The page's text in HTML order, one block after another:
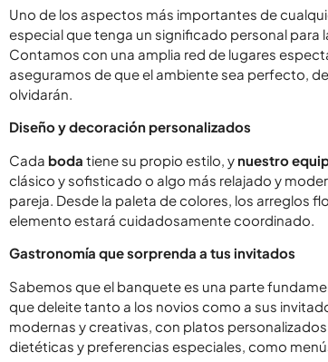
Uno de los aspectos más importantes de
especial que tenga un significado personal para
Contamos con una amplia red de lugares
aseguramos de que el ambiente sea perfecto,
olvidarán.
Diseño y decoración personalizados
Cada boda tiene su propio estilo, y nuestro
clásico y sofisticado o algo más relajado y
pareja. Desde la paleta de colores, los arreglos
elemento estará cuidadosamente coordinado.
Gastronomía que sorprenda a tus invitados
Sabemos que el banquete es una parte
que deleite tanto a los novios como a sus
modernas y creativas, con platos
dietéticas y preferencias especiales, como